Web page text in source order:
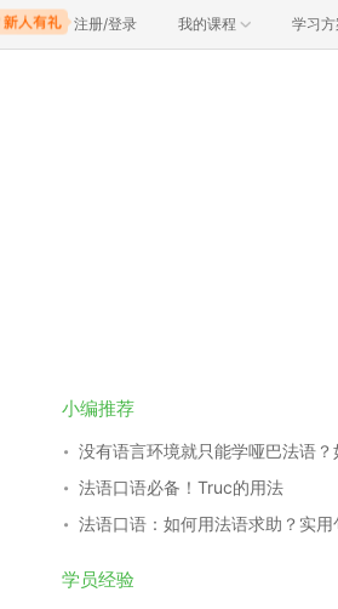
注册/登录 我的课程 学习方
小编推荐
法语口语必备！Truc的用法
法语口语：如何用法语求助？实用
学员经验